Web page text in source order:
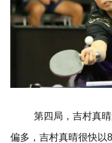
第四局，吉村真晴
偏多，吉村真晴很快以